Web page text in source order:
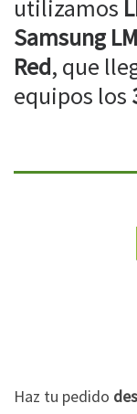
utilizamos
Samsung
Red, que
equipos los
Haz tu pedido